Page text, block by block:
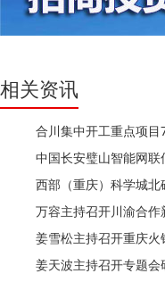
相关资讯
合川集中开工重点项
西部（重庆）科学城
姜雪松主持召开重庆
姜天波主持召开专题